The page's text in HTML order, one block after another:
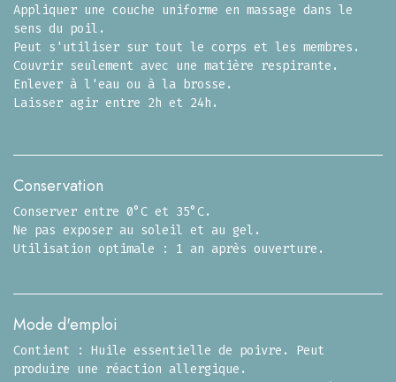
Appliquer une couche uniforme en massage dans le
sens du poil.
Peut s'utiliser sur tout le corps et les membres.
Couvrir seulement avec une matière respirante.
Enlever à l'eau ou à la brosse.
Laisser agir entre 2h et 24h.
Conservation
Conserver entre 0°C et 35°C.
Ne pas exposer au soleil et au gel.
Utilisation optimale : 1 an après ouverture.
Mode d'emploi
Contient : Huile essentielle de poivre. Peut
produire une réaction allergique.